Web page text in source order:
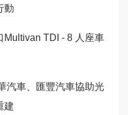
動
Multivan TDI - 8 人座車
汽車、匯豐汽車協助光
建